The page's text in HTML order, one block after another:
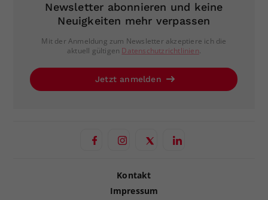
Newsletter abonnieren und keine
Neuigkeiten mehr verpassen
Mit der Anmeldung zum Newsletter akzeptiere ich die
aktuell gültigen Datenschutzrichtlinien.
Jetzt anmelden
Kontakt
Impressum